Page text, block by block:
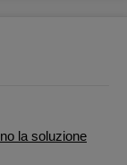
la soluzione